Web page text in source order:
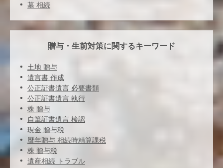
墓 相続
贈与・生前対策に関するキーワード
土地 贈与
遺言書 作成
公正証書遺言 必要書類
公正証書遺言 執行
株 贈与
自筆証書遺言 検認
現金 贈与税
暦年贈与 相続時精算課税
株 贈与税
遺産相続 トラブル